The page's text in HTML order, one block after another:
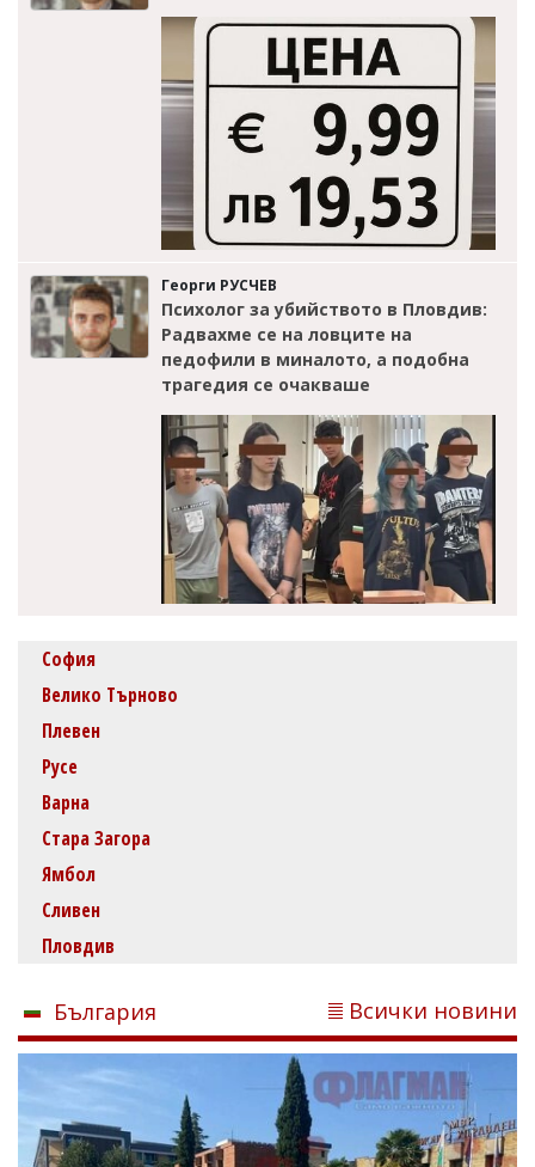
Георги РУСЧЕВ
Психолог за убийството в Пловдив:
Радвахме се на ловците на
педофили в миналото, а подобна
трагедия се очакваше
София
Велико Търново
Плевен
Русе
Варна
Стара Загора
Ямбол
Сливен
Пловдив
България Всички новини